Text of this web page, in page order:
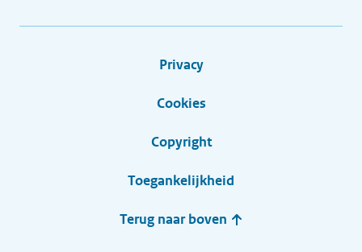
Privacy
Cookies
Copyright
Toegankelijkheid
Terug naar boven